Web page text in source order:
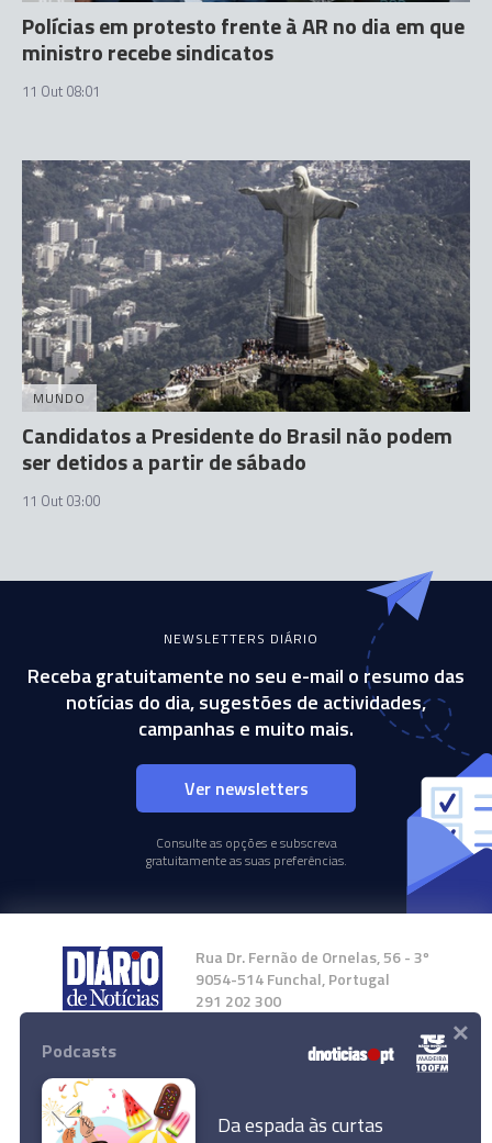
Polícias em protesto frente à AR no dia em que
ministro recebe sindicatos
11 Out 08:01
MUNDO
Candidatos a Presidente do Brasil não podem
ser detidos a partir de sábado
11 Out 03:00
NEWSLETTERS DIÁRIO
Receba gratuitamente no seu e-mail o resumo das
notícias do dia, sugestões de actividades,
campanhas e muito mais.
Ver newsletters
Consulte as opções e subscreva
gratuitamente as suas preferências.
Rua Dr. Fernão de Ornelas, 56 - 3º
9054-514 Funchal, Portugal
291 202 300
Instale a nossa App
Podcasts
Da espada às curtas
×